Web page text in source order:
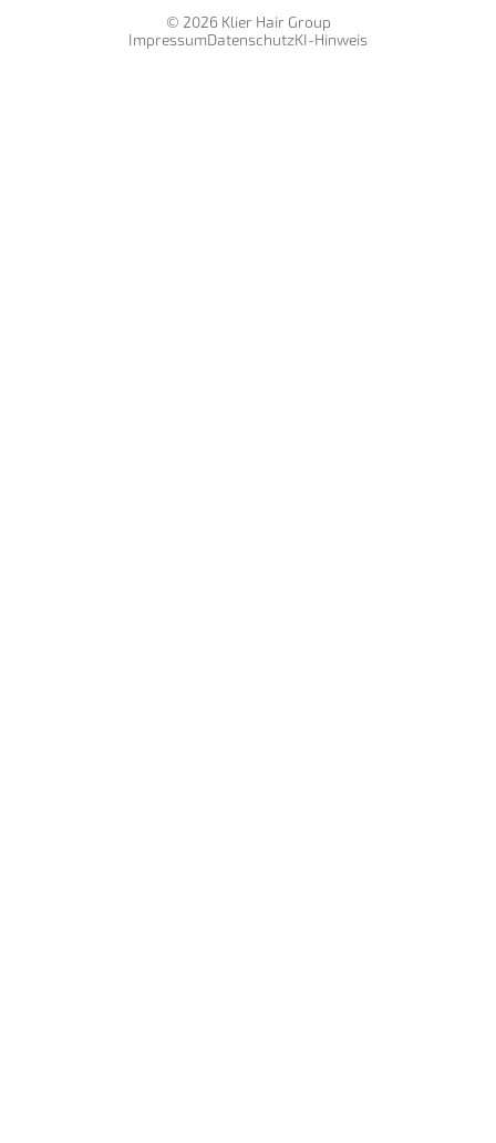
© 2026 Klier Hair Group
ImpressumDatenschutzKI-Hinweis